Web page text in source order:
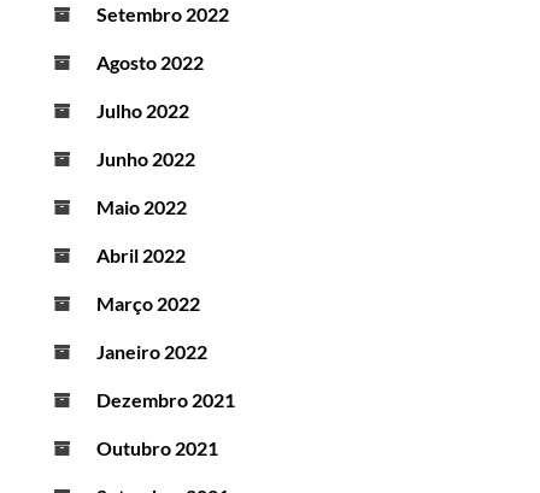
Setembro 2022
Agosto 2022
Julho 2022
Junho 2022
Maio 2022
Abril 2022
Março 2022
Janeiro 2022
Dezembro 2021
Outubro 2021